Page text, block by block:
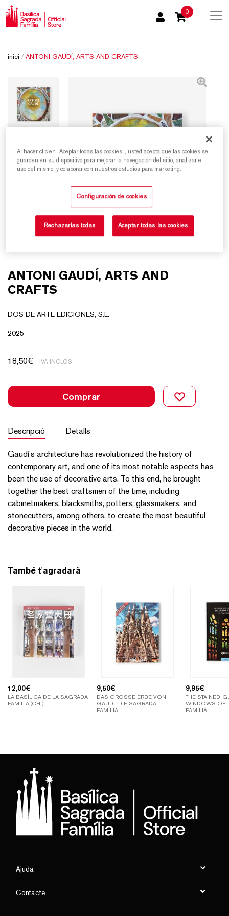
0
inici / ANTONI GAUDÍ, ARTS AND CRAFTS
ANTONI GAUDÍ, ARTS AND
CRAFTS
DOS DE ARTE EDICIONES, S.L.
2025
18,50€ IVA INCLÒS
Comprar
Descripció Detalls
Gaudí's architecture has revolutionized the history of
contemporary art, and one of its most notable aspects has
been the use of decorative arts. To this end, he brought
together the best craftsmen of the time, including
cabinetmakers, blacksmiths, potters, glassmakers, and
stonecutters, among others, to create the most beautiful
decorative pieces in the world.
També t'agradarà
12,00€
LA BASÍLICA DE LA SAGRADA
FAMÍLIA (CHI)
9,50€
DAS GROSSE ERBE VON
GAUDÍ. DIE SAGRADA
FAMÍLIA
9,95€
THE STAINED-
WINDOWS OF
FAMÍLIA
Ajuda
Contacte
Al hacer clic en “Aceptar todas las cookies”, usted acepta que las cookies se
guarden en su dispositivo para mejorar la navegación del sitio, analizar el
uso del mismo, y colaborar con nuestros estudios para marketing.
Configuración de cookies
Rechazarlas todas Aceptar todas las cookies